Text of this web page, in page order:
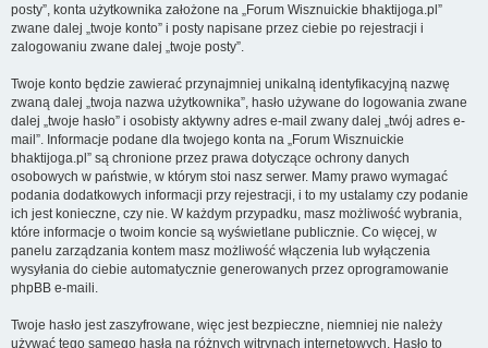
posty”, konta użytkownika założone na „Forum Wisznuickie bhaktijoga.pl”
zwane dalej „twoje konto” i posty napisane przez ciebie po rejestracji i
zalogowaniu zwane dalej „twoje posty”.
Twoje konto będzie zawierać przynajmniej unikalną identyfikacyjną nazwę
zwaną dalej „twoja nazwa użytkownika”, hasło używane do logowania zwane
dalej „twoje hasło” i osobisty aktywny adres e-mail zwany dalej „twój adres e-
mail”. Informacje podane dla twojego konta na „Forum Wisznuickie
bhaktijoga.pl” są chronione przez prawa dotyczące ochrony danych
osobowych w państwie, w którym stoi nasz serwer. Mamy prawo wymagać
podania dodatkowych informacji przy rejestracji, i to my ustalamy czy podanie
ich jest konieczne, czy nie. W każdym przypadku, masz możliwość wybrania,
które informacje o twoim koncie są wyświetlane publicznie. Co więcej, w
panelu zarządzania kontem masz możliwość włączenia lub wyłączenia
wysyłania do ciebie automatycznie generowanych przez oprogramowanie
phpBB e-maili.
Twoje hasło jest zaszyfrowane, więc jest bezpieczne, niemniej nie należy
używać tego samego hasła na różnych witrynach internetowych. Hasło to